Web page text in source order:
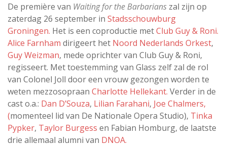
De première van Waiting for the Barbarians zal zijn op
zaterdag 26 september in Stadsschouwburg
Groningen. Het is een coproductie metClub Guy & Roni.
Alice Farnham dirigeert het Noord Nederlands Orkest,
Guy Weizman, mede oprichter van Club Guy & Roni,
regisseert. Met toestemming van Glass zelf zal de rol
van Colonel Joll door een vrouw gezongen worden te
weten mezzosopraan Charlotte Hellekant. Verder in de
cast o.a.: Dan D’Souza, Lilian Farahani, Joe Chalmers,
(momenteel lid van De Nationale Opera Studio), Tinka
Pypker, Taylor Burgess en Fabian Homburg, de laatste
drie allemaal alumni van DNOA.